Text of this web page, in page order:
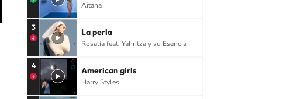
Aitana
3 La perla
Rosalía feat. Yahritza y su Esencia
4 American girls
Harry Styles